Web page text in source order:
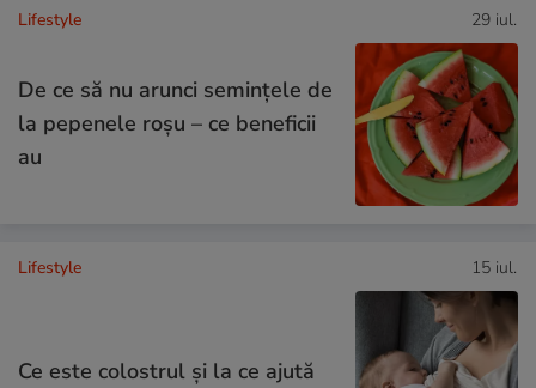
Lifestyle 29 iul.
De ce să nu arunci semințele de
la pepenele roșu – ce beneficii
au
Lifestyle 15 iul.
Ce este colostrul și la ce ajută